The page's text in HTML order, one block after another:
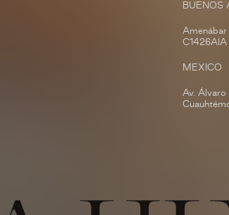
BUENOS
Amenábar
MEXICO
Av. Álvaro